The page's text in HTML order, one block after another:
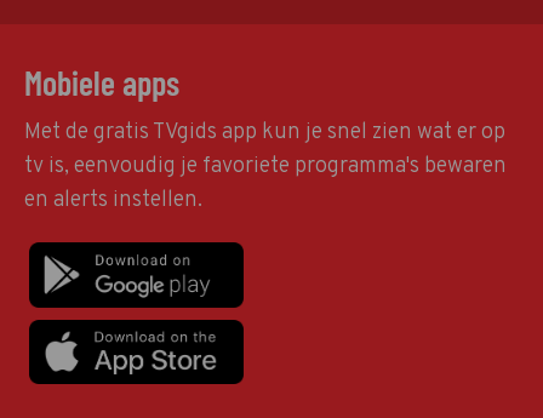
Mobiele apps
Met de gratis TVgids app kun je snel zien wat er op
tv is, eenvoudig je favoriete programma's bewaren
en alerts instellen.